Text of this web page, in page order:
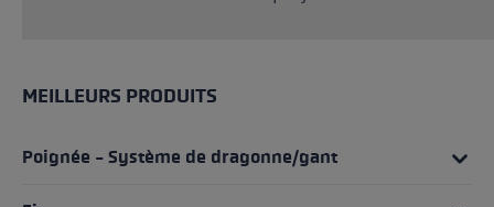
MEILLEURS PRODUITS
Poignée - Système de dragonne/gant